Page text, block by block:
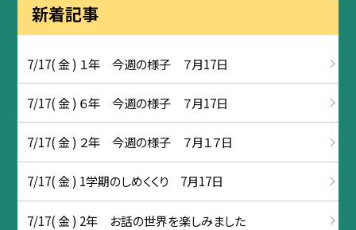
新着記事
7/17( 金 ) １年 今週の様子 ７月17日
7/17( 金 ) ６年 今週の様子 ７月17日
7/17( 金 ) ２年 今週の様子 ７月１７日
7/17( 金 ) 1学期のしめくくり 7月17日
7/17( 金 ) 2年 お話の世界を楽しみました